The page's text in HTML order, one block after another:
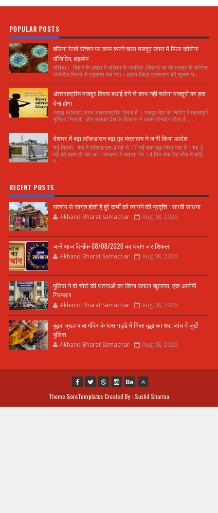
POPULAR POSTS
बलिया रेलवे स्टेशन पर काम करने वाला मजदूर छपरा में मिला कोरोना
पॉजिटिव, हड़कंप
बलिया। बिहार के छपरा में बलिया से अररिया (बिहार) जा रहे मजदूर के कोरोना
पाजेटिव मिलने से हड़कम्प मच गया। छपरा जिला प्रशासन की सूचना प...
अंतरराष्ट्रीय मजदूर दिवस बधाई देने से काम नहीं चलेगा मजदूरों का हक
देना होगा
रसड़ा (बलिया) आज अंतरराष्ट्रीय दिवस है । मजदूर देश के निर्माण में महत्वपूर्ण
भूमिका निभाता ,और उसका देश के विकास में अहम योगदान होता है ,...
देशभर में बढ़ा लॉकडाउन बढ़ा,गृह मंत्रालय ने जारी किया आदेश
नई दिल्ली. देश में लॉकडाउन 4 मई से 17 मई तक बढ़ा दिया गया है। यह 3
मई को खत्म हो रहा था। सरकार ने बताया कि 14 दिन तक रेड जोन में कोई
र...
RECENT POSTS
सत्संग से जागृत होती है बुरे कर्मों को त्यागने की प्रवृत्ति : साध्वी साधना
Akhand Bharat Samachar Aug 08, 2026
जानें आज दिनाँक 08/08/2026 का पंचांग व राशिफल
Akhand Bharat Samachar Aug 08, 2026
पुलिस ने दो चोरी की घटनाओं का किया सफल खुलासा, एक आरोपी
गिरफ्तार
Akhand Bharat Samachar Aug 08, 2026
बुढ़वा ब्रह्म बाबा मंदिर के पास गड्ढे में मिला वृद्धा का शव, जांच में जुटी
पुलिस
Akhand Bharat Samachar Aug 08, 2026
Theme SoraTemplates Created By : Sushil Sharma